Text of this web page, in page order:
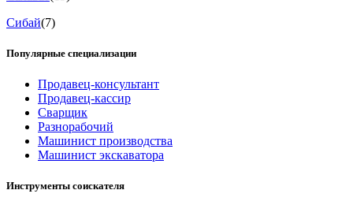
Сибай(7)
Популярные специализации
Продавец-консультант
Продавец-кассир
Сварщик
Разнорабочий
Машинист производства
Машинист экскаватора
Инструменты соискателя